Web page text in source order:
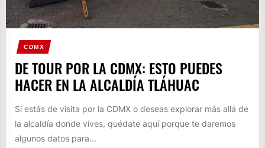
CDMX
DE TOUR POR LA CDMX: ESTO PUEDES
HACER EN LA ALCALDÍA TLÁHUAC
Si estás de visita por la CDMX o deseas explorar más allá de
la alcaldía donde vives, quédate aquí porque te daremos
algunos datos para...